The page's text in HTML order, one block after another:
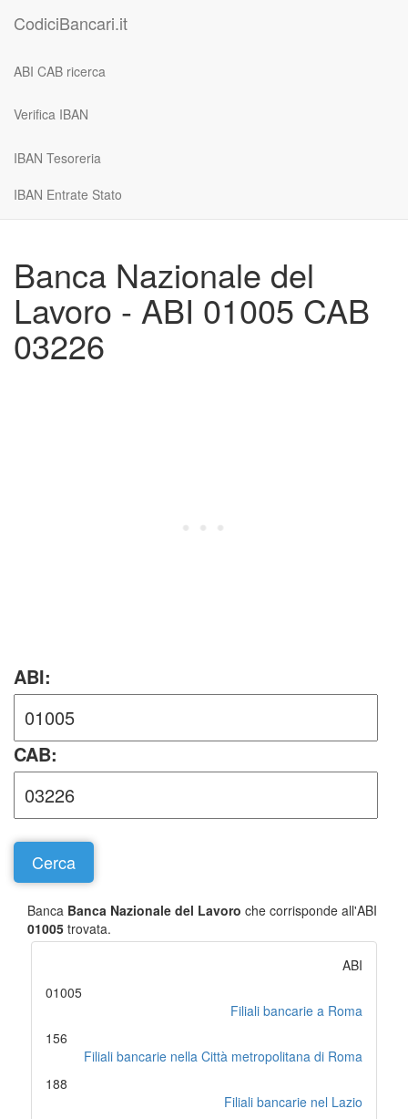
CodiciBancari.it
ABI CAB ricerca
Verifica IBAN
IBAN Tesoreria
IBAN Entrate Stato
Banca Nazionale del
Lavoro - ABI 01005 CAB
03226
ABI:
CAB:
Banca Banca Nazionale del Lavoro che corrisponde all'ABI
01005 trovata.
ABI
01005
Filiali bancarie a Roma
156
Filiali bancarie nella Città metropolitana di Roma
188
Filiali bancarie nel Lazio